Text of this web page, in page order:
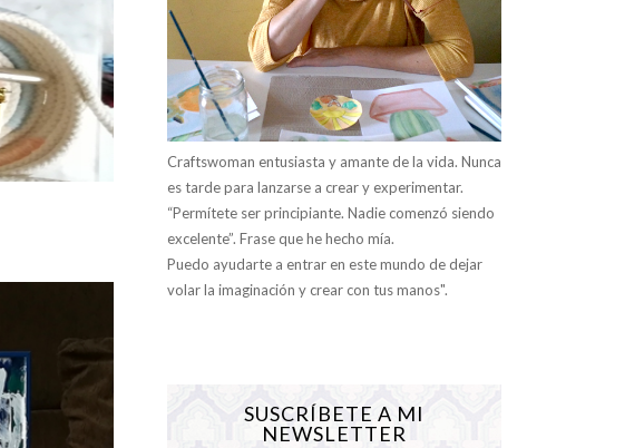
Craftswoman entusiasta y amante de la vida. Nunca
es tarde para lanzarse a crear y experimentar.
“Permítete ser principiante. Nadie comenzó siendo
excelente”. Frase que he hecho mía.
Puedo ayudarte a entrar en este mundo de dejar
volar la imaginación y crear con tus manos".
SUSCRÍBETE A MI
NEWSLETTER